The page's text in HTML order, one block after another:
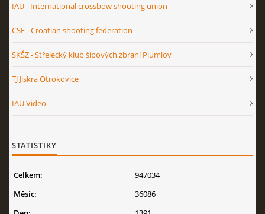
IAU - International crossbow shooting union
CSF - Croatian shooting federation
SKŠZ - Střelecký klub šípových zbraní Plumlov
TJ Jiskra Otrokovice
IAU Video
STATISTIKY
Celkem:
947034
Měsíc:
36086